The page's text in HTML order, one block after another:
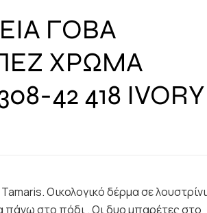
ΓΟΒΑ
ΧΡΩΜΑ
42 418 IVORY
Οικολογικό δέρμα σε λουστρίνι
πάνω στο πόδι . Οι δυο μπαρέτες στο